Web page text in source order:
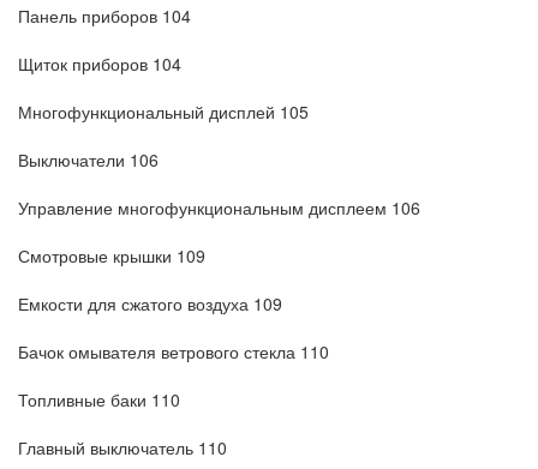
Панель приборов 104
Щиток приборов 104
Многофункциональный дисплей 105
Выключатели 106
Управление многофункциональным дисплеем 106
Смотровые крышки 109
Емкости для сжатого воздуха 109
Бачок омывателя ветрового стекла 110
Топливные баки 110
Главный выключатель 110